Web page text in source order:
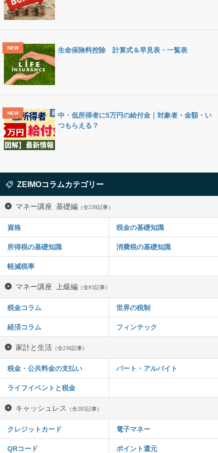
生命保険料控除 計算式＆早見表・一覧表
中・低所得者に5万円の給付金｜対象者・金額・い
つもらえる？
ZEIMOコラムカテゴリー
マネー講座 基礎編 （全238記事）
資格 税金の基礎知識
所得税の基礎知識 消費税の基礎知識
軽減税率
マネー講座 上級編 （全93記事）
税金コラム 世界の税制
経済コラム フィンテック
家計と生活 （全236記事）
税金・公共料金の支払い パート・アルバイト
ライフイベントと税金
キャッシュレス （全283記事）
クレジットカード 電子マネー
QRコード ポイント還元